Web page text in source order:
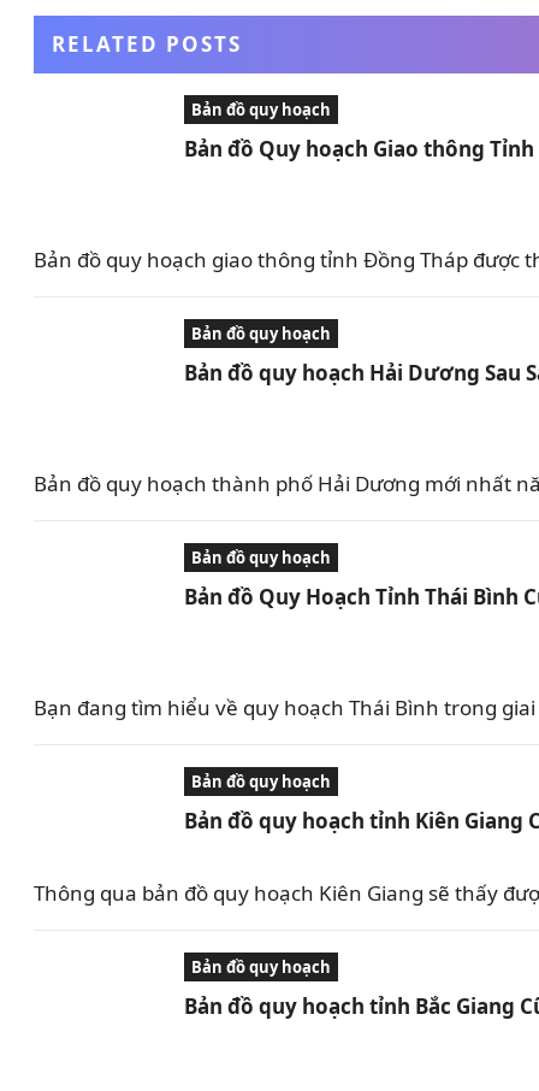
RELATED POSTS
Bản đồ quy hoạch
Bản đồ Quy hoạch Giao thông
Bản đồ quy hoạch giao thông tỉnh Đồng Tháp
Bản đồ quy hoạch
Bản đồ quy hoạch Hải Dương Sau
Bản đồ quy hoạch thành phố Hải Dương mới nhất
Bản đồ quy hoạch
Bản đồ Quy Hoạch Tỉnh Thái Bình
Bạn đang tìm hiểu về quy hoạch Thái Bình trong
Bản đồ quy hoạch
Bản đồ quy hoạch tỉnh Kiên Giang
Thông qua bản đồ quy hoạch Kiên Giang sẽ thấy
Bản đồ quy hoạch
Bản đồ quy hoạch tỉnh Bắc Giang